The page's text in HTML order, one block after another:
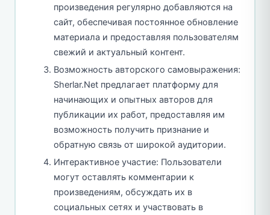
произведения регулярно добавляются на
сайт, обеспечивая постоянное обновление
материала и предоставляя пользователям
свежий и актуальный контент.
Возможность авторского самовыражения:
Sherlar.Net предлагает платформу для
начинающих и опытных авторов для
публикации их работ, предоставляя им
возможность получить признание и
обратную связь от широкой аудитории.
Интерактивное участие: Пользователи
могут оставлять комментарии к
произведениям, обсуждать их в
социальных сетях и участвовать в